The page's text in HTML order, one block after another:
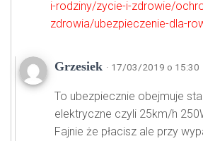
i-rodziny/zycie-i-zdrowie/
zdrowia/ubezpieczenie-dla-
Grzesiek · 17/03/2019 o 15:30
To ubezpiecznie obejmuje
elektryczne czyli 25km/h
Fajnie że płacisz ale przy